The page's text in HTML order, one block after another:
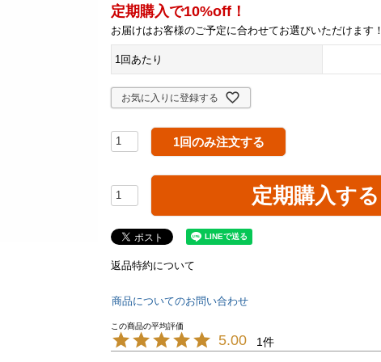
定期購入で10%off！
お届けはお客様のご予定に合わせてお選びいただけます！
1回あたり
お気に入りに登録する
1回のみ注文する
定期購入する
返品特約について
商品についてのお問い合わせ
5.00 1